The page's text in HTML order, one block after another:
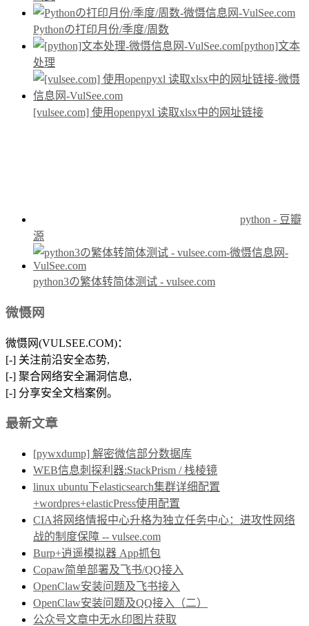
Pythonの打印月份/季度/周数
[python]文本
处理
[vulsee.com] 使用openpyxl 读取xlsx中的网址链接
python - 豆瓣
源
python3の繁体转简体测试 - vulsee.com
微慑网
微慑网(VULSEE.COM)：
[-] 关注前沿安全态势,
[-] 聚合网络安全漏洞信息,
[-] 分享安全文档案例。
最新文章
[pywxdump] 解密微信部分数据库
WEB信息刺探利器:StackPrism / 栈棱镜
linux ubuntu下elasticsearch集群详细配置
+wordpres+elasticPress使用配置
CIA将网络情报中心升格为独立任务中心：进攻性网络
战的制度保障 -- vulsee.com
Burp+逍遥模拟器 App抓包
Copaw简单部署及飞书/QQ接入
OpenClaw安装问题及飞书接入
OpenClaw安装问题及QQ接入（二）
公众号文章中无水印图片获取